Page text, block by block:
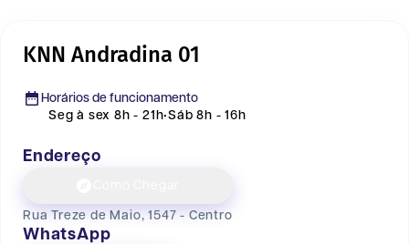
KNN Andradina 01
Horários de funcionamento
Seg à sex 8h - 21h•Sáb 8h - 16h
Endereço
Rua Treze de Maio, 1547 - Centro
WhatsApp